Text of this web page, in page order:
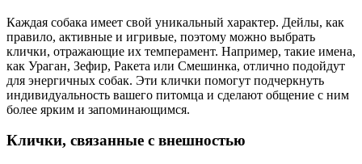
Каждая собака имеет свой уникальный характер. Дейлы, как
правило, активные и игривые, поэтому можно выбрать
клички, отражающие их темперамент. Например, такие имена,
как Ураган, Зефир, Ракета или Смешинка, отлично подойдут
для энергичных собак. Эти клички помогут подчеркнуть
индивидуальность вашего питомца и сделают общение с ним
более ярким и запоминающимся.
Клички, связанные с внешностью